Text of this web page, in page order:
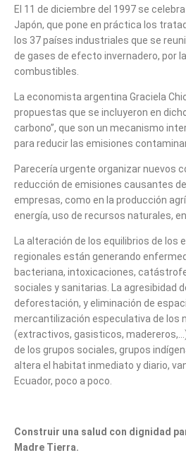
El 11 de diciembre del 1997 se
Japón, que pone en práctica los
los 37 países industriales que se
de gases de efecto invernadero, por
combustibles.
La economista argentina Graciela
propuestas que se incluyeron en
carbono”, que son un mecanismo
para reducir las emisiones
Parecería urgente organizar nuevos
reducción de emisiones causantes
empresas, como en la producción
energía, uso de recursos naturales,
La alteración de los equilibrios de los
regionales están generando
bacteriana, intoxicaciones,
sociales y sanitarias. La agresibidad
deforestación, y eliminación de
mercantilización especulativa de los
(extractivos, gasisticos,
de los grupos sociales, grupos
altera el habitat inmediato y diario,
Ecuador, poco a poco.
Construir una salud con dignidad
Madre Tierra.